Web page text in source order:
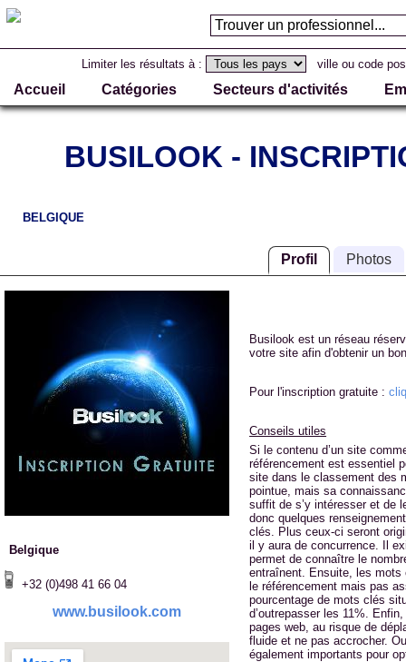
Limiter les résultats à : ville ou code
Accueil Catégories Secteurs d'activités
BUSILOOK -
BELGIQUE
Profil Photos
Belgique
+32 (0)498 41 66 04
www.busilook.com
Busilook est un réseau
votre site afin d'obtenir un
Pour l'inscription gratuite :
Conseils utiles
Si le contenu d’un site
référencement est essentiel
site dans le classement des
pointue, mais sa
suffit de s’y intéresser et de
donc quelques
clés. Plus ceux-ci seront
il y aura de concurrence. Il
permet de connaître le
entraînent. Ensuite, les mots
le référencement mais pas
pourcentage de mots clés
d’outrepasser les 11%.
pages web, au risque de
fluide et ne pas accrocher.
également importants pour